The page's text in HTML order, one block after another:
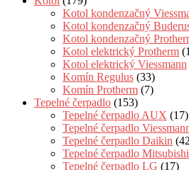
Kotol kondenzačný
Kotol kondenzačný
Kotol kondenzačný
Kotol elektrický Protherm
Kotol elektrický Viessmann
Komín Regulus (33)
Komín Protherm (7)
Tepelné čerpadlo (153)
Tepelné čerpadlo AUX (17)
Tepelné čerpadlo
Tepelné čerpadlo Daikin
Tepelné čerpadlo Mitsubishi
Tepelné čerpadlo LG (17)